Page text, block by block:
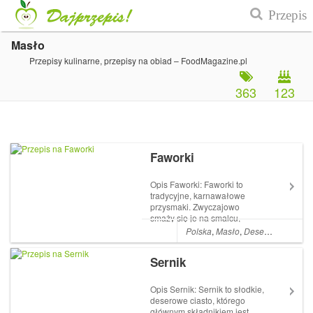
Masło
Przepisy kulinarne, przepisy na obiad – FoodMagazine.pl
123
363
Faworki
Opis Faworki: Faworki to
tradycyjne, karnawałowe
przysmaki. Zwyczajowo
smaży się je na smalcu,
chociaż można na oleju, oleju
kokosowym. Zasadą jest
tłuszczu w takiej ilości, by
swobodnie w nim pływać. P...
Polska,Masło,Desery ,
Sernik
Opis Sernik: Sernik to słodkie,
deserowe ciasto, którego